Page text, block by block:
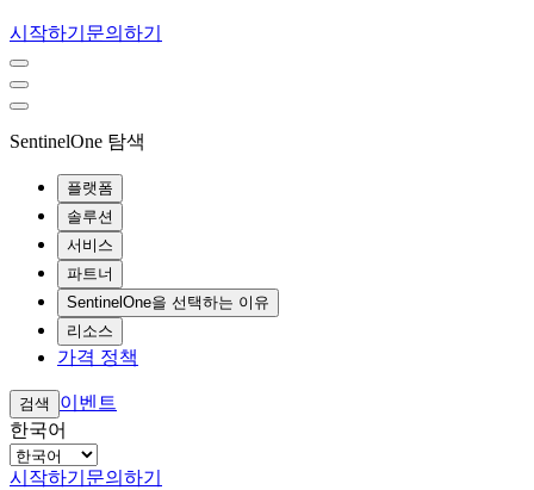
시작하기 문의하기
SentinelOne 탐색
플랫폼
솔루션
서비스
파트너
SentinelOne을 선택하는 이유
리소스
가격 정책
검색
이벤트
한국어
시작하기 문의하기